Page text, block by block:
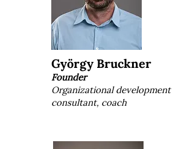
György Bruckner
Founder
Organizational development
consultant, coach